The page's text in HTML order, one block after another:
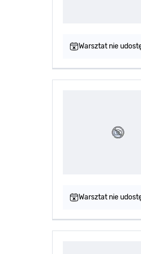
Warsztat nie
Warsztat nie